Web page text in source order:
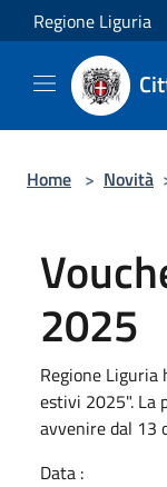
Salta al contenuto
Regione Liguria
Home > Novità
2025
Regione Liguria
estivi 2025". La
avvenire dal 13
Data :